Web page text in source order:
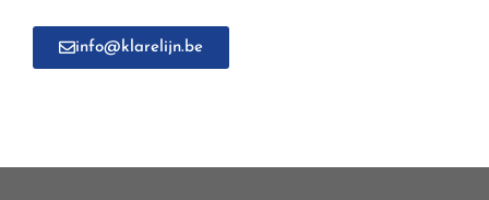
info@klarelijn.be